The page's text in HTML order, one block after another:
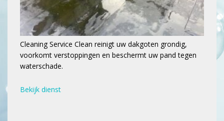
Cleaning Service Clean reinigt uw dakgoten grondig,
voorkomt verstoppingen en beschermt uw pand tegen
waterschade.
Bekijk dienst